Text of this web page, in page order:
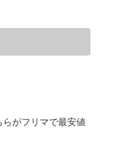
がフリマで最安値